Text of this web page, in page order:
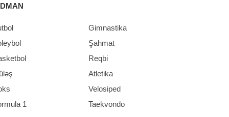
1
Gimnastika
Şahmat
Reqbi
Atletika
Velosiped
Taekvondo